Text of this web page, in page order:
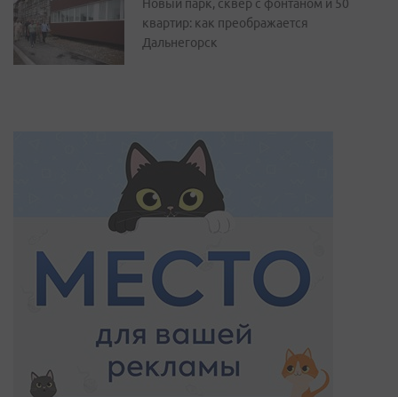
Новый парк, сквер с фонтаном и 50
квартир: как преображается
Дальнегорск